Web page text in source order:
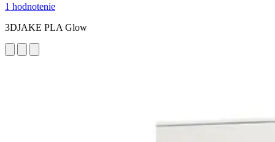
1 hodnotenie
3DJAKE PLA Glow